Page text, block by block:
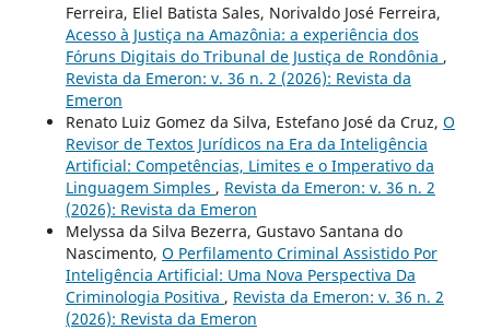
Ferreira, Eliel Batista Sales, Norivaldo José Ferreira,
Acesso à Justiça na Amazônia: a experiência dos
Fóruns Digitais do Tribunal de Justiça de Rondônia ,
Revista da Emeron: v. 36 n. 2 (2026): Revista da
Emeron
Renato Luiz Gomez da Silva, Estefano José da Cruz, O
Revisor de Textos Jurídicos na Era da Inteligência
Artificial: Competências, Limites e o Imperativo da
Linguagem Simples , Revista da Emeron: v. 36 n. 2
(2026): Revista da Emeron
Melyssa da Silva Bezerra, Gustavo Santana do
Nascimento, O Perfilamento Criminal Assistido Por
Inteligência Artificial: Uma Nova Perspectiva Da
Criminologia Positiva , Revista da Emeron: v. 36 n. 2
(2026): Revista da Emeron